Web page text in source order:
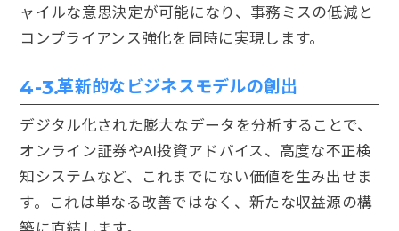
ャイルな意思決定が可能になり、事務ミスの低減と
コンプライアンス強化を同時に実現します。
4-3.革新的なビジネスモデルの創出
デジタル化された膨大なデータを分析することで、
オンライン証券やAI投資アドバイス、高度な不正検
知システムなど、これまでにない価値を生み出せま
す。これは単なる改善ではなく、新たな収益源の構